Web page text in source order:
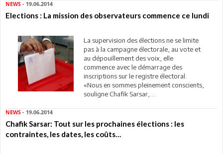
NEWS - 19.06.2014
Elections : La mission des observateurs commence ce lundi
La supervision des élections ne se limite
pas à la campagne électorale, au vote et
au dépouillement des voix, elle
commence avec le démarrage des
inscriptions sur le registre électoral.
«Nous en sommes pleinement conscients,
souligne Chafik Sarsar, ...
NEWS - 19.06.2014
Chafik Sarsar: Tout sur les prochaines élections : les
contraintes, les dates, les coûts…